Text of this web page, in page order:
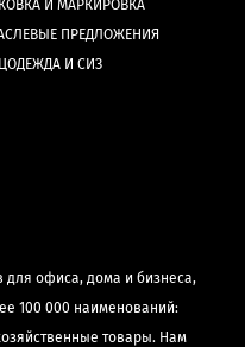
И МАРКИРОВКА
ПРЕДЛОЖЕНИЯ
И СИЗ
для офиса, дома и бизнеса,
100 000 наименований:
товары. Нам